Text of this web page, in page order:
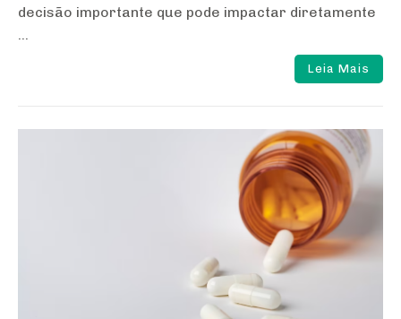
decisão importante que pode impactar diretamente
...
Leia Mais